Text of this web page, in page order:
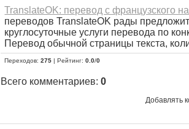
TranslateOK: перевод с французского
переводов TranslateOK рады
круглосуточные услуги перевода по
Перевод обычной страницы текста,
Переходов:275 |Рейтинг:0.0/0
Всего комментариев:0
Добавлять